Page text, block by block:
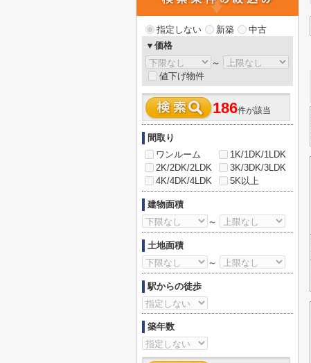
指定しない 新築
中古
▼価格
～
値下げ物件
186件が該当
間取り
ワンルーム
1K/1DK/1LDK
2K/2DK/2LDK
3K/3DK/3LDK
4K/4DK/4LDK
5K以上
建物面積
～
土地面積
～
駅からの徒歩
築年数